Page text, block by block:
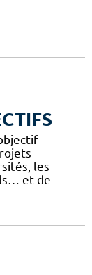
les
et de